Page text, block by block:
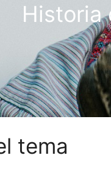
Historia
tema